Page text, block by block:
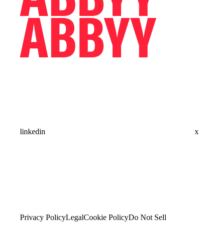
linkedin x
Privacy PolicyLegalCookie PolicyDo Not Sell